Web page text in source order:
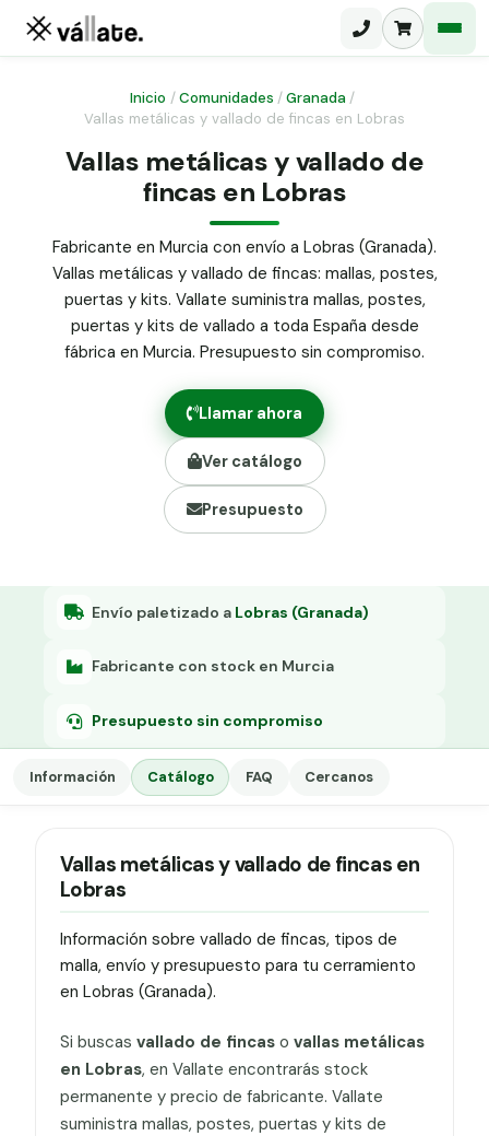
Malla ganadera
Malla simple torsión
Malla triple torsión
Panel malla H.
Puerta abatible dos hojas
Puerta acceso peatonal
Poste malla Hércules
Poste malla simple torsión
Alambre de espino galvanizado
Alambre liso galvanizado
Malla ocultación 70 g/m² verde
Abrazadera PVC malla H.
Grapa malla H.
Inicio /Comunidades /Granada /
Vallas metálicas y vallado de fincas en Lobras
Vallas metálicas y vallado de
fincas en Lobras
Fabricante en Murcia con envío a Lobras (Granada).
Vallas metálicas y vallado de fincas: mallas, postes,
puertas y kits. Vallate suministra mallas, postes,
puertas y kits de vallado a toda España desde
fábrica en Murcia. Presupuesto sin compromiso.
Llamar ahora
Ver catálogo
Presupuesto
Envío paletizado a Lobras (Granada)
Fabricante con stock en Murcia
Presupuesto sin compromiso
Información Catálogo FAQ Cercanos
Vallas metálicas y vallado de fincas en
Lobras
Información sobre vallado de fincas, tipos de
malla, envío y presupuesto para tu cerramiento
en Lobras (Granada).
Si buscas vallado de fincaso vallas metálicas
en Lobras, en Vallate encontrarás stock
permanente y precio de fabricante. Vallate
suministra mallas, postes, puertas y kits de